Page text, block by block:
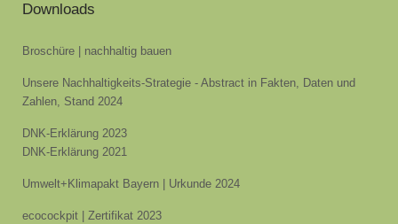
Downloads
Broschüre | nachhaltig bauen
Unsere Nachhaltigkeits-Strategie - Abstract in Fakten, Daten und
Zahlen, Stand 2024
DNK-Erklärung 2023
DNK-Erklärung 2021
Umwelt+Klimapakt Bayern | Urkunde 2024
ecocockpit | Zertifikat 2023